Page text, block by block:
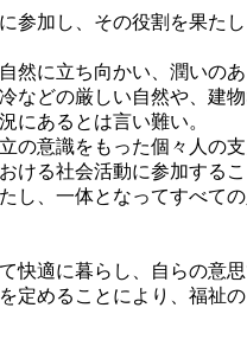
参加し、その役割を果た
然に立ち向かい、潤いの
などの厳しい自然や、建
にあるとは言い難い。
の意識をもった個々人の
ける社会活動に参加する
し、一体となってすべて
適に暮らし、自らの意
定めることにより、福祉